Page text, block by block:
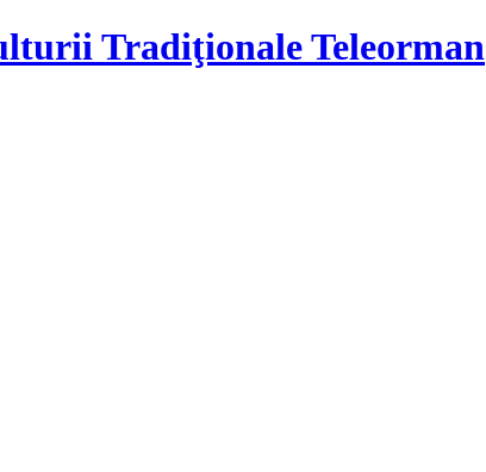
Tradiţionale Teleorman